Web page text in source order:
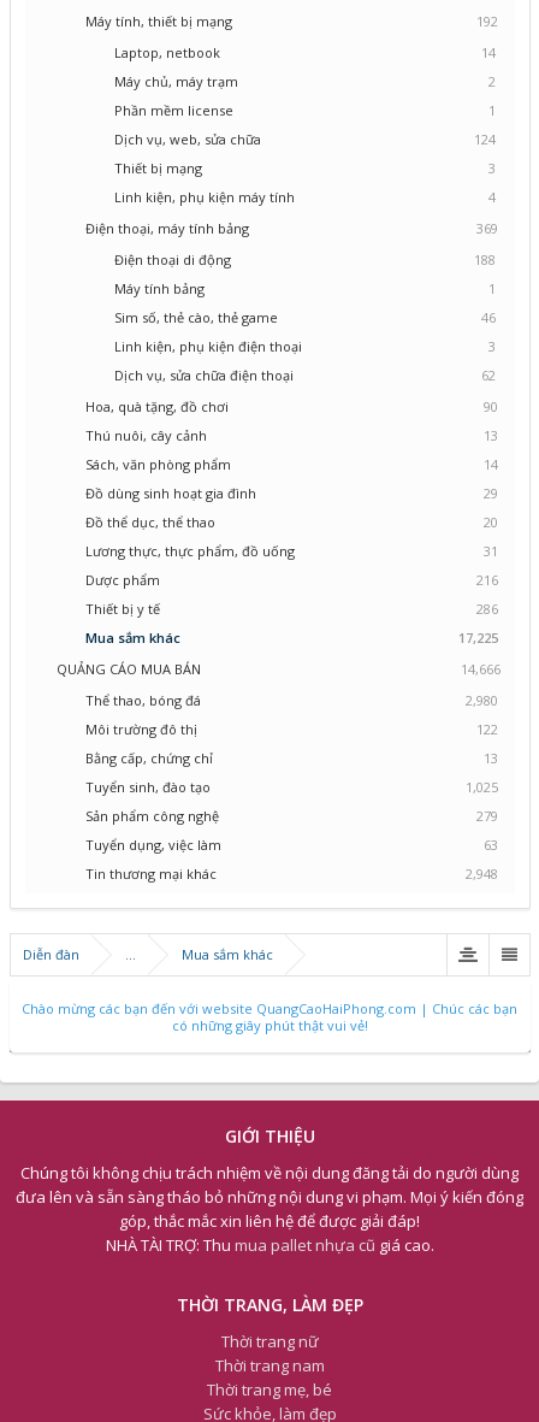
Máy tính, thiết bị mạng
192
Laptop, netbook
14
Máy chủ, máy trạm
2
Phần mềm license
1
Dịch vụ, web, sửa chữa
124
Thiết bị mạng
3
Linh kiện, phụ kiện máy tính
4
Điện thoại, máy tính bảng
369
Điện thoại di động
188
Máy tính bảng
1
Sim số, thẻ cào, thẻ game
46
Linh kiện, phụ kiện điện thoại
3
Dịch vụ, sửa chữa điện thoại
62
Hoa, quà tặng, đồ chơi
90
Thú nuôi, cây cảnh
13
Sách, văn phòng phẩm
14
Đồ dùng sinh hoạt gia đình
29
Đồ thể dục, thể thao
20
Lương thực, thực phẩm, đồ uống
31
Dược phẩm
216
Thiết bị y tế
286
Mua sắm khác
17,225
QUẢNG CÁO MUA BÁN
14,666
Thể thao, bóng đá
2,980
Môi trường đô thị
122
Bằng cấp, chứng chỉ
13
Tuyển sinh, đào tạo
1,025
Sản phẩm công nghệ
279
Tuyển dụng, việc làm
63
Tin thương mại khác
2,948
Diễn đàn ... Mua sắm khác
Chào mừng các bạn đến với website QuangCaoHaiPhong.com | Chúc các bạn
có những giây phút thật vui vẻ!
GIỚI THIỆU
Chúng tôi không chịu trách nhiệm về nội dung đăng tải do người dùng
đưa lên và sẵn sàng tháo bỏ những nội dung vi phạm. Mọi ý kiến đóng
góp, thắc mắc xin liên hệ để được giải đáp!
NHÀ TÀI TRỢ: Thu mua pallet nhựa cũ giá cao.
THỜI TRANG, LÀM ĐẸP
Thời trang nữ
Thời trang nam
Thời trang mẹ, bé
Sức khỏe, làm đẹp